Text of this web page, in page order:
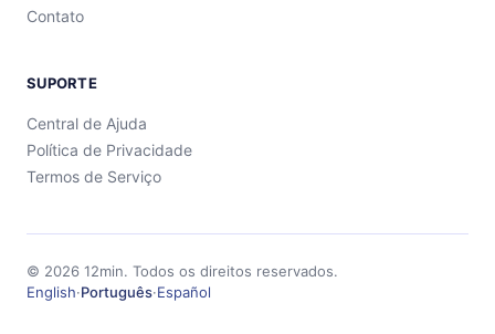
Contato
SUPORTE
Central de Ajuda
Política de Privacidade
Termos de Serviço
© 2026 12min. Todos os direitos reservados.
English·Português·Español